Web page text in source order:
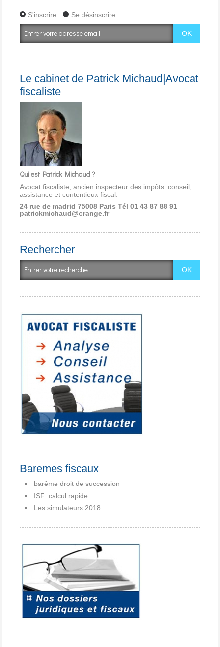
S'inscrire Se désinscrire
Le cabinet de Patrick Michaud|Avocat
fiscaliste
Qui est Patrick Michaud ?
Avocat fiscaliste, ancien inspecteur des impôts, conseil,
assistance et contentieux fiscal.
24 rue de madrid 75008 Paris Tél 01 43 87 88 91
patrickmichaud@orange.fr
Rechercher
Baremes fiscaux
barême droit de succession
ISF :calcul rapide
Les simulateurs 2018